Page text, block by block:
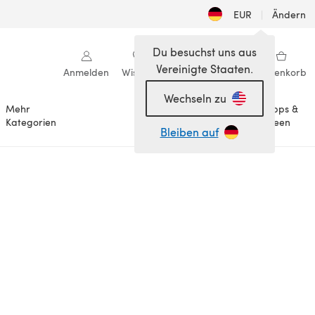
EUR | Ändern
Anmelden Wishlist Meine Bibliothek Warenkorb
Mehr
Kategorien
Anlässe
Tipps &
Ideen
Du besuchst uns aus
Vereinigte Staaten.
Wechseln zu
Bleiben auf